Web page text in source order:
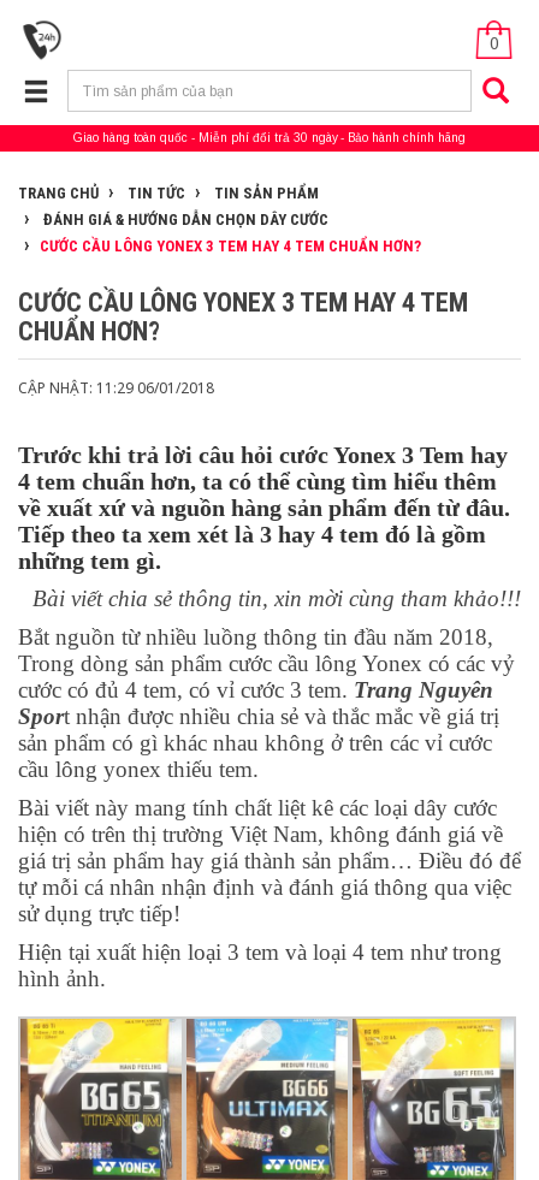
0
Giao hàng toàn quốc Miễn phí đổi trả 30 ngày Bảo hành chính hãng
TRANG CHỦ TIN TỨC
TIN SẢN PHẨM
ĐÁNH GIÁ & HƯỚNG DẪN CHỌN DÂY CƯỚC
CƯỚC CẦU LÔNG YONEX 3 TEM HAY 4 TEM CHUẨN HƠN?
CƯỚC CẦU LÔNG YONEX 3 TEM HAY 4 TEM
CHUẨN HƠN?
CẬP NHẬT: 11:29 06/01/2018
Trước khi trả lời câu hỏi cước Yonex 3 Tem hay
4 tem chuẩn hơn, ta có thể cùng tìm hiểu thêm
về xuất xứ và nguồn hàng sản phẩm đến từ đâu.
Tiếp theo ta xem xét là 3 hay 4 tem đó là gồm
những tem gì.
Bài viết chia sẻ thông tin, xin mời cùng tham khảo!!!
Bắt nguồn từ nhiều luồng thông tin đầu năm 2018,
Trong dòng sản phẩm cước cầu lông Yonex có các vỷ
cước có đủ 4 tem, có vỉ cước 3 tem. Trang Nguyên
Sport nhận được nhiều chia sẻ và thắc mắc về giá trị
sản phẩm có gì khác nhau không ở trên các vỉ cước
cầu lông yonex thiếu tem.
Bài viết này mang tính chất liệt kê các loại dây cước
hiện có trên thị trường Việt Nam, không đánh giá về
giá trị sản phẩm hay giá thành sản phẩm… Điều đó để
tự mỗi cá nhân nhận định và đánh giá thông qua việc
sử dụng trực tiếp!
Hiện tại xuất hiện loại 3 tem và loại 4 tem như trong
hình ảnh.